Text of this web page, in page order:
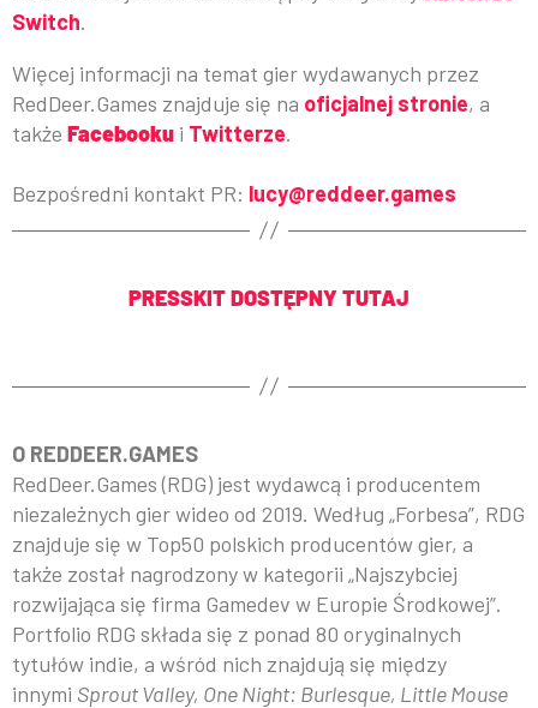
Switch.
Więcej informacji na temat gier wydawanych przez
RedDeer.Games znajduje się na oficjalnej stronie, a
także Facebooku i Twitterze.
Bezpośredni kontakt PR: lucy@reddeer.games
PRESSKIT DOSTĘPNY TUTAJ
O REDDEER.GAMES
RedDeer.Games (RDG) jest wydawcą i producentem
niezależnych gier wideo od 2019. Według „Forbesa”, RDG
znajduje się w Top50 polskich producentów gier, a
także został nagrodzony w kategorii „Najszybciej
rozwijająca się firma Gamedev w Europie Środkowej”.
Portfolio RDG składa się z ponad 80 oryginalnych
tytułów indie, a wśród nich znajdują się między
innymi Sprout Valley, One Night: Burlesque, Little Mouse